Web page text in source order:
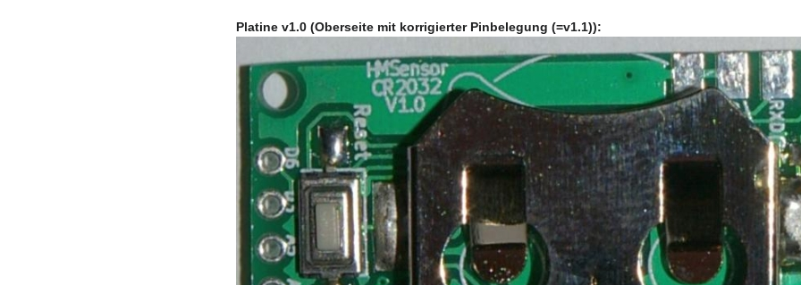
Platine v1.0 (Oberseite mit korrigierter Pinbelegung (=v1.1)):